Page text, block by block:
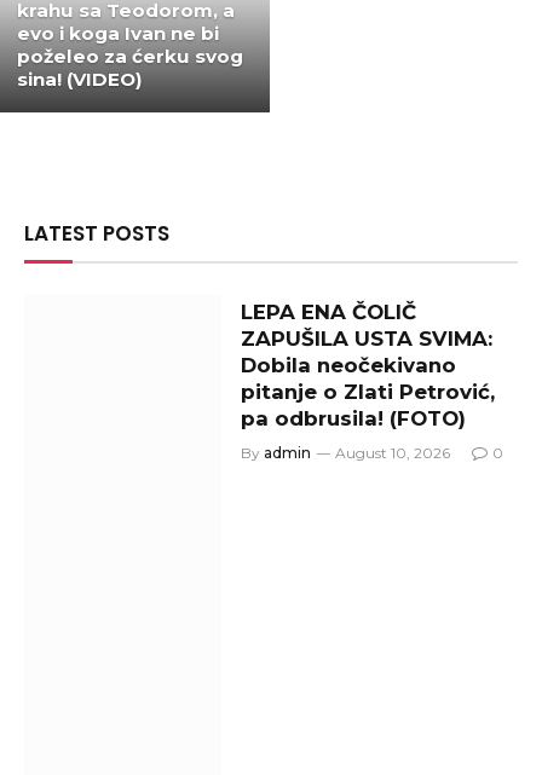
krahu sa Teodorom, a
evo i koga Ivan ne bi
poželeo za ćerku svog
sina! (VIDEO)
LATEST POSTS
LEPA ENA ČOLIČ
ZAPUŠILA USTA SVIMA:
Dobila neočekivano
pitanje o Zlati Petrović,
pa odbrusila! (FOTO)
By admin August 10, 2026 0